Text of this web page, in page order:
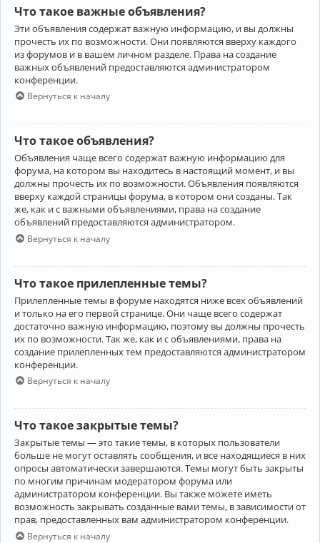
Что такое важные объявления?
Эти объявления содержат важную информацию, и вы должны
прочесть их по возможности. Они появляются вверху каждого
из форумов и в вашем личном разделе. Права на создание
важных объявлений предоставляются администратором
конференции.
Вернуться к началу
Что такое объявления?
Объявления чаще всего содержат важную информацию для
форума, на котором вы находитесь в настоящий момент, и вы
должны прочесть их по возможности. Объявления появляются
вверху каждой страницы форума, в котором они созданы. Так
же, как и с важными объявлениями, права на создание
объявлений предоставляются администратором.
Вернуться к началу
Что такое прилепленные темы?
Прилепленные темы в форуме находятся ниже всех объявлений
и только на его первой странице. Они чаще всего содержат
достаточно важную информацию, поэтому вы должны прочесть
их по возможности. Так же, как и с объявлениями, права на
создание прилепленных тем предоставляются администратором
конференции.
Вернуться к началу
Что такое закрытые темы?
Закрытые темы — это такие темы, в которых пользователи
больше не могут оставлять сообщения, и все находящиеся в них
опросы автоматически завершаются. Темы могут быть закрыты
по многим причинам модератором форума или
администратором конференции. Вы также можете иметь
возможность закрывать созданные вами темы, в зависимости от
прав, предоставленных вам администратором конференции.
Вернуться к началу